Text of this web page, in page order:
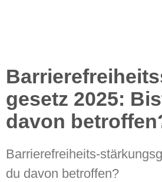
gesetz 2025:
davon
Barrierefreiheits-
du davon betroffen?